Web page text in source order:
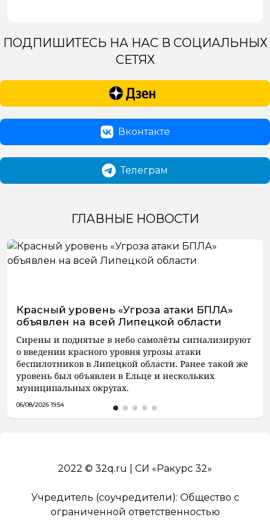
ПОДПИШИТЕСЬ НА НАС В СОЦИАЛЬНЫХ
СЕТЯХ
Вконтакте
Телеграм
ГЛАВНЫЕ НОВОСТИ
Красный уровень «Угроза атаки БПЛА»
объявлен на всей Липецкой области
Сирены и поднятые в небо самолёты сигнализируют
о введении красного уровня угрозы атаки
беспилотников в Липецкой области. Ранее такой же
уровень был объявлен в Ельце и нескольких
муниципальных округах.
06/08/2026 19:54
2022 © 32q.ru | СИ «Ракурс 32»
Учредитель (соучредители): Общество с
ограниченной ответственностью